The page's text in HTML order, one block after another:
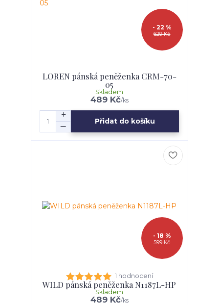
629 Kč
- 22 %
LOREN pánská peněženka CRM-70-
05
489 Kč/ks
Skladem
Přidat do košíku
599 Kč
- 18 %
1 hodnocení
WILD pánská peněženka N1187L-HP
489 Kč/ks
Skladem